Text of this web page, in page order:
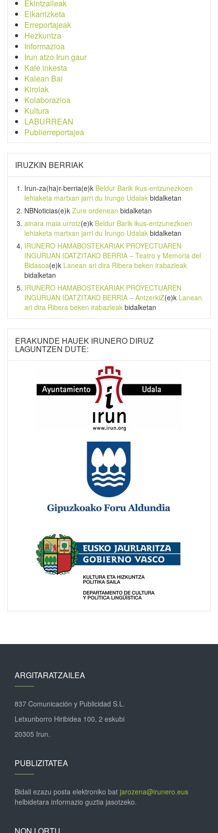
Ekintzaileak
Elkarrizketa
Erreportajeak
Hezkuntza
Informazioa
Irun atzo Irun gaur
Kale inkesta
Kalean Bai
Kirolak
Kolaborazioa
Kultura
LABURREAN
Publierreportajea
IRUZKIN BERRIAK
Irun-za(ha)r-berria(e)k Beldur Barik ikus-entzunezkoen
lehiaketa martxan jarri du Irungo Udalak bidalketan
NBNoticias(e)k Zure ordenean bidalketan
ainara maia urrotz(e)k Beldur Barik ikus-entzunezkoen
lehiaketa martxan jarri du Irungo Udalak bidalketan
IRUNERO HAMABOSTEKARIAK PROYECTUAREN
INGURUAN IDATZITAKO BERRIA – Teatro y Memoria del
Bidasoa(e)k Lanean ari dira Ribera beken irabazleak
bidalketan
IRUNERO HAMABOSTEKARIAK PROYECTUAREN
INGURUAN IDATZITAKO BERRIA – AntzerkiZ(e)k Lanean
ari dira Ribera beken irabazleak bidalketan
ERAKUNDE HAUEK IRUNERO DIRUZ
LAGUNTZEN DUTE:
ARGITARATZAILEA
837 Comunicación y Publicidad S.L.
Letxunborro Hiribidea 100, 2 eskubi
20305 Irun.
PUBLIZITATEA
Bidali ezazu posta elektroniko bat jarozena@irunero.eus
helbidetara informazio guztia jasotzeko.